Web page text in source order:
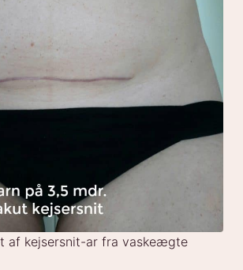
af kejsersnit-ar fra vaskeægte